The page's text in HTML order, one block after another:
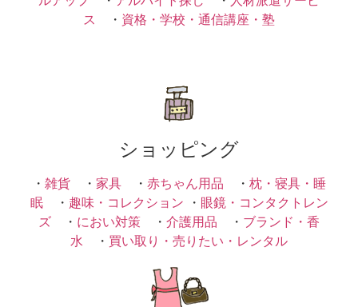
ス ・ 資格・学校・通信講座・塾
ショッピング
・ 雑貨 ・ 家具 ・ 赤ちゃん用品 ・ 枕・寝具・睡
眠・ 趣味・コレクション ・ 眼鏡・コンタクトレン
ズ ・ におい対策 ・ 介護用品 ・ ブランド・香
水 ・ 買い取り・売りたい・レンタル